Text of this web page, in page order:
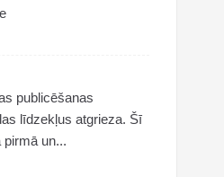
publicēšanas
līdzekļus atgrieza. Šī
un...